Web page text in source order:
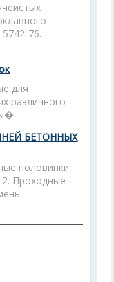
76.
для
различного
БЕТОННЫХ
половинки
Проходные